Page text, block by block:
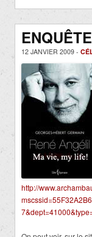
12 JANVIER 2009 -
http://